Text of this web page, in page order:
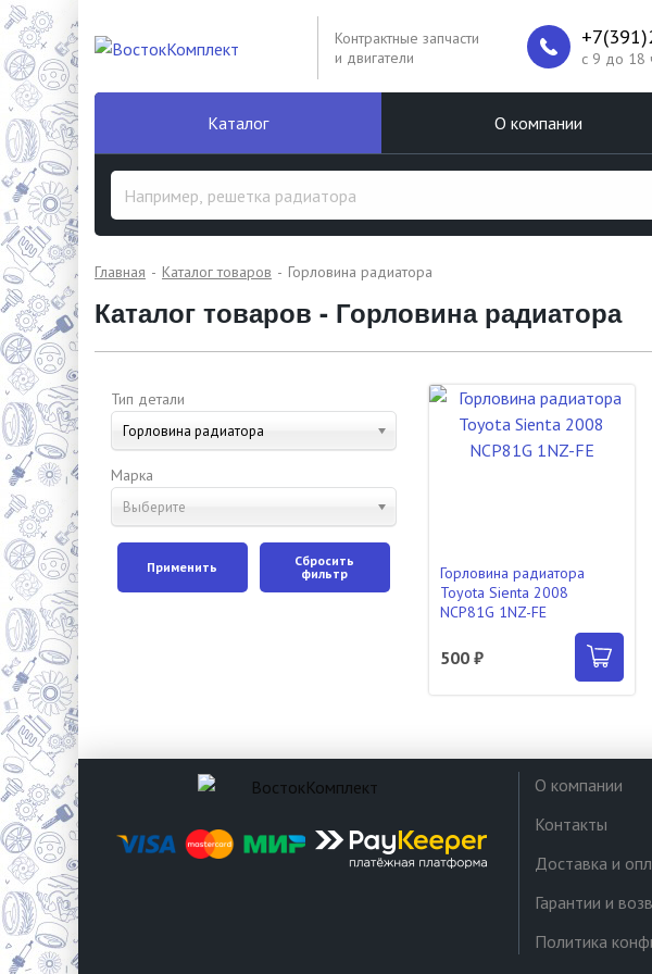
Контрактные запчасти
и двигатели
c 9 до 18
Каталог О компании
Главная Каталог товаров Горловина радиатора
Каталог товаров - Горловина радиатора
Тип детали
Горловина радиатора
Марка
Выберите
Применить
Сбросить
фильтр
Горловина радиатора
Toyota Sienta 2008
NCP81G 1NZ-FE
500 ₽
О компании
Контакты
Доставка и
Гарантии и
Политика